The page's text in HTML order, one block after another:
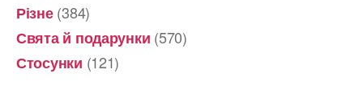
Різне(384)
Свята й подарунки (570)
Стосунки (121)